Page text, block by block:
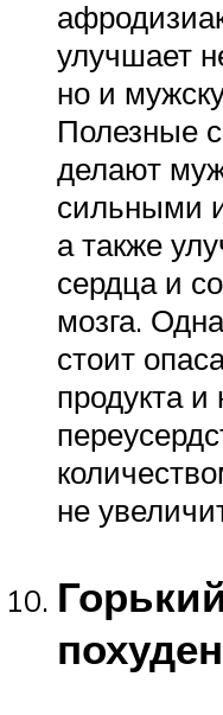
улучшает
но и
Полезные
делают
сильными
а также
сердца и
мозга.
стоит
продукта и
не